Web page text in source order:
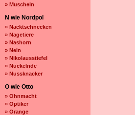
» Muscheln
N wie Nordpol
» Nacktschnecken
» Nagetiere
» Nashorn
» Nein
» Nikolausstiefel
» Nuckelnde
» Nussknacker
O wie Otto
» Ohnmacht
» Optiker
» Orange